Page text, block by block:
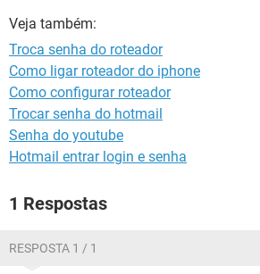
GUIA DE COMPRAS
Veja também:
Troca senha do roteador
Como ligar roteador do iphone
Como configurar roteador
Trocar senha do hotmail
Senha do youtube
Hotmail entrar login e senha
1 Respostas
RESPOSTA 1 / 1